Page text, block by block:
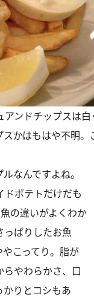
アンドチップスは白
かはもはや不明。
なんですよね。
ドポテトだけだも
の違いがよくわか
っぱりしたお魚
こってり。脂が
やわらかさ、口
りとコシもあ